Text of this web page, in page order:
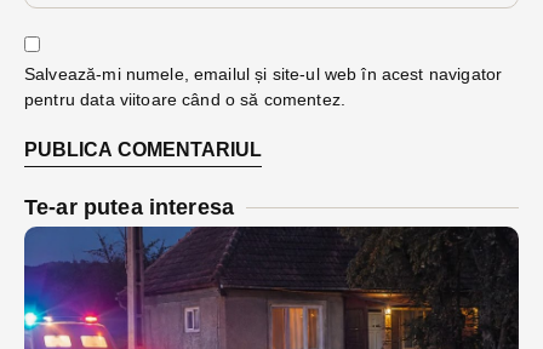
Salvează-mi numele, emailul și site-ul web în acest navigator
pentru data viitoare când o să comentez.
Te-ar putea interesa